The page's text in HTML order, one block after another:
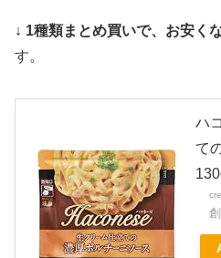
↓ 1種類まとめ買いで、お安く
す。
ハ
て